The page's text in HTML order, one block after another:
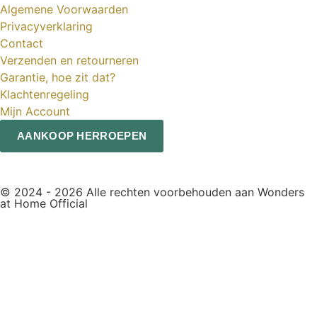
Algemene Voorwaarden
Privacyverklaring
Contact
Verzenden en retourneren
Garantie, hoe zit dat?
Klachtenregeling
Mijn Account
AANKOOP HERROEPEN
© 2024 - 2026 Alle rechten voorbehouden aan Wonders
at Home Official